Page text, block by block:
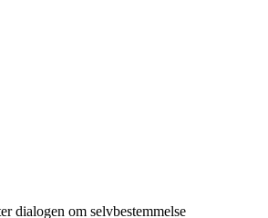
dialogen om selvbestemmelse